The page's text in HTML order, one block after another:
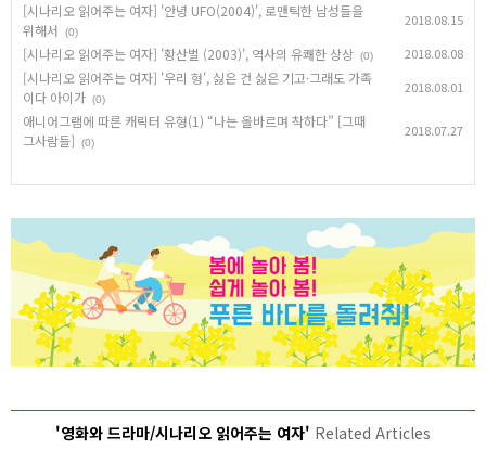
[시나리오 읽어주는 여자] '안녕 UFO(2004)', 로맨틱한 남성들을
위해서
(0)
2018.08.15
[시나리오 읽어주는 여자] '황산벌 (2003)', 역사의 유쾌한 상상 (0) 2018.08.08
[시나리오 읽어주는 여자] '우리 형', 싫은 건 싫은 기고·그래도 가족
이다 아이가 (0)
2018.08.01
애니어그램에 따른 캐릭터 유형(1) “나는 올바르며 착하다” [그때
그사람들]
(0)
2018.07.27
'영화와 드라마/시나리오 읽어주는 여자' Related Articles